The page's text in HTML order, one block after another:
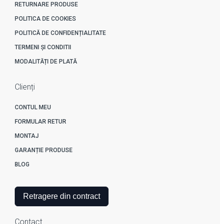
RETURNARE PRODUSE
POLITICA DE COOKIES
POLITICĂ DE CONFIDENȚIALITATE
TERMENI ȘI CONDITII
MODALITĂȚI DE PLATĂ
Clienți
CONTUL MEU
FORMULAR RETUR
MONTAJ
GARANȚIE PRODUSE
BLOG
Retragere din contract
Contact